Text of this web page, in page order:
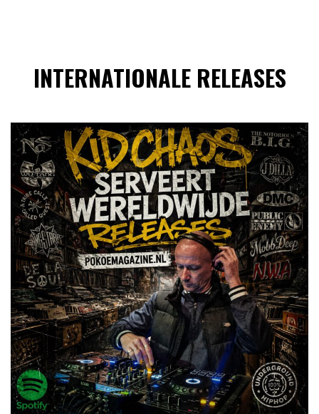
INTERNATIONALE RELEASES